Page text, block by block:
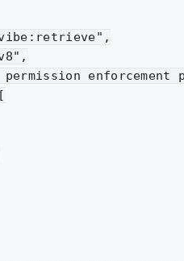
enforcement